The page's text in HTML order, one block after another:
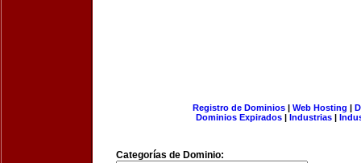
Registro de Dominios| Web Hosting |
Dominios Expirados | Industrias |
Categorías de Dominio: